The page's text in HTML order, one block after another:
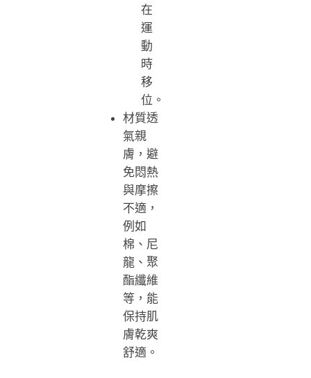
在
運
動
時
移
位。
材質透
氣親
膚，避
免悶熱
與摩擦
不適，
例如
棉、尼
龍、聚
酯纖維
等，能
保持肌
膚乾爽
舒適。